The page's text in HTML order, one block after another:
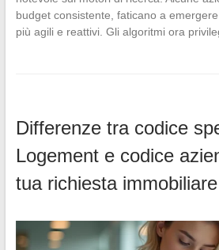
budget consistente, faticano a
più agili e reattivi. Gli algoritmi ora
Differenze tra codice
Logement e codice
tua richiesta immobiliare